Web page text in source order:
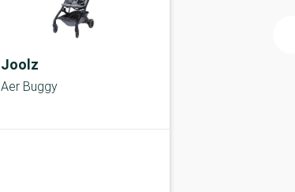
Joolz
Aer Buggy